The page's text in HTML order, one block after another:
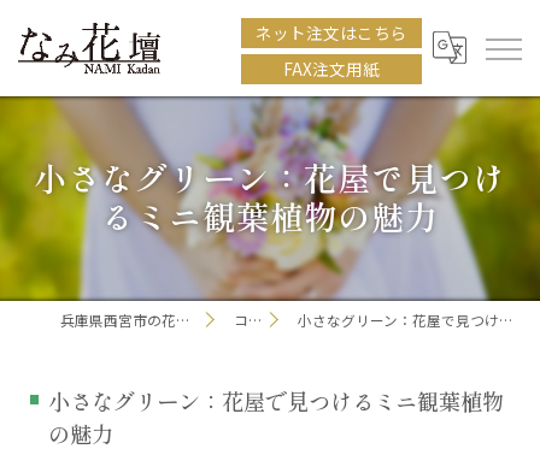
ネット注文はこちら
FAX注文用紙
小さなグリーン：花屋で見つけ
るミニ観葉植物の魅力
兵庫県西宮市の花屋ならなみ花壇 コラム 小さなグリーン：花屋で見つけるミニ観葉植物の魅力
小さなグリーン：花屋で見つけるミニ観葉植物
の魅力